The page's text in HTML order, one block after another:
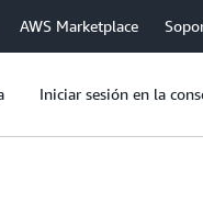
AWS Marketplace
Iniciar sesión en la